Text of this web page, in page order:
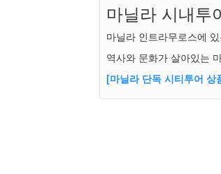
마닐라 시내투
마닐라 인트라무로스에
역사와 문화가 살아있는
[마닐라 단독 시티투어 상